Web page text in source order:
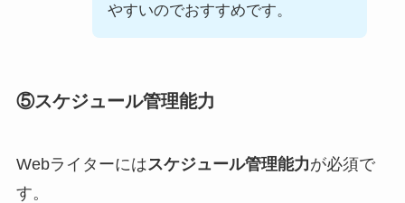
やすいのでおすすめです。
⑤スケジュール管理能力
Webライターにはスケジュール管理能力が必須で
す。